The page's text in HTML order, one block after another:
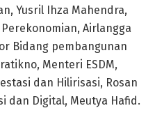
Yusril Ihza Mahendra,
Airlangga
Bidang pembangunan
Menteri ESDM,
dan Hilirisasi, Rosan
dan Digital, Meutya Hafid.